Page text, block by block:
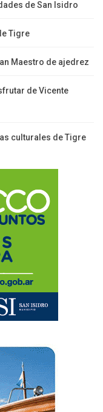
de San Isidro
Tigre
Maestro de ajedrez
de Vicente
culturales de Tigre